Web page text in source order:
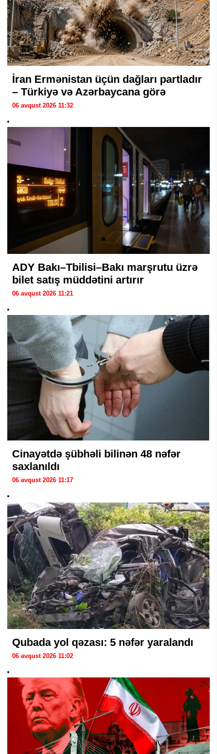
İran Ermənistan üçün dağları partladır
– Türkiyə və Azərbaycana görə
06 avqust 2026 11:32
ADY Bakı–Tbilisi–Bakı marşrutu üzrə
bilet satış müddətini artırır
06 avqust 2026 11:21
Cinayətdə şübhəli bilinən 48 nəfər
saxlanıldı
06 avqust 2026 11:17
Qubada yol qəzası: 5 nəfər yaralandı
06 avqust 2026 11:02